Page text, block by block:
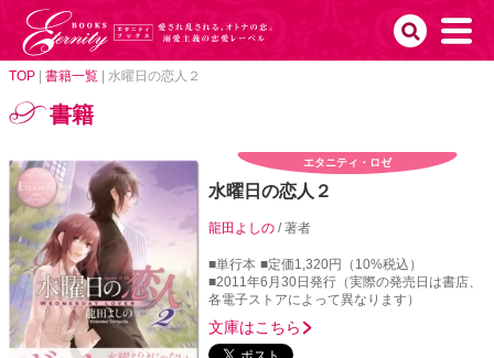
TOP 書籍一覧 水曜日の恋人２
書籍
エタニティ・ロゼ
水曜日の恋人２
龍田よしの/ 著者
■単行本 ■定価1,320円（10%税込）
■2011年6月30日発行（実際の発売日は書店、
各電子ストアによって異なります）
文庫はこちら